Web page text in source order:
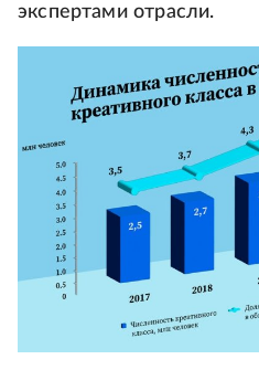
экспертами отрасли.